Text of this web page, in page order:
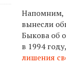
Напомним,
вынесли
Быкова об
в 1994
лишения